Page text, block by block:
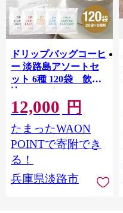
ドリップバッグコーヒ
ー 淡路島アソートセ
ット 6種 120袋 飲み
比べ コーヒー
12,000 円
たまったWAON
POINTで寄附でき
る！
兵庫県淡路市